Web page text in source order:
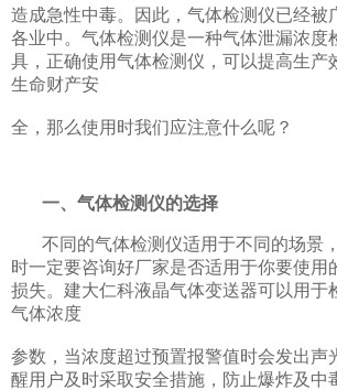
造成急性中毒。因此，气体检测仪已经被
各业中。气体检测仪是一种气体泄漏浓度
具，正确使用气体检测仪，可以提高生产
生命财产安
全，那么使用时我们应注意什么呢？
一、气体检测仪的选择
不同的气体检测仪适用于不同的场景
时一定要咨询好厂家是否适用于你要使用
损失。建大仁科液晶气体变送器可以用于
气体浓度
参数，当浓度超过预置报警值时会发出声
醒用户及时采取安全措施，防止爆炸及中